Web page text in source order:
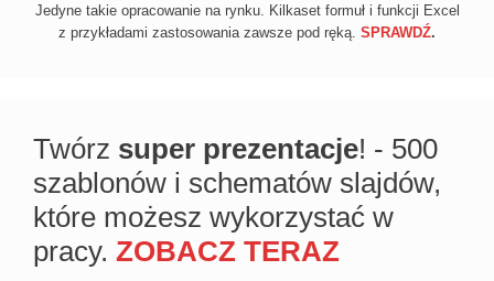
Jedyne takie opracowanie na rynku. Kilkaset formuł i funkcji Excel
z przykładami zastosowania zawsze pod ręką. SPRAWDŹ.
Twórz super prezentacje! - 500
szablonów i schematów slajdów,
które możesz wykorzystać w
pracy. ZOBACZ TERAZ